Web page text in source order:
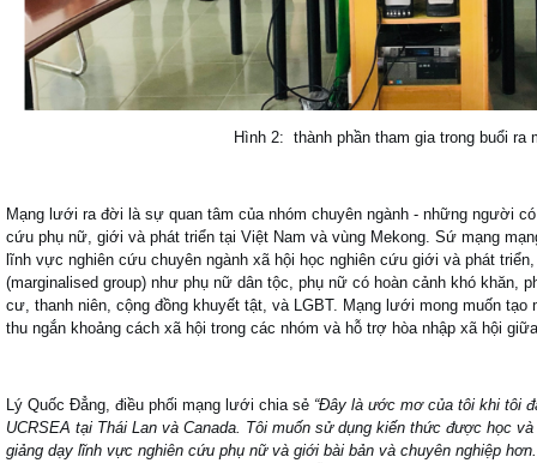
Hình 2: thành phần tham gia trong buổi ra
Mạng lưới ra đời là sự quan tâm của nhóm chuyên ngành - những người
cứu phụ nữ, giới và phát triển tại Việt Nam và vùng Mekong. Sứ mạng
lĩnh vực nghiên cứu chuyên ngành xã hội học nghiên cứu giới và phát
(marginalised group) như phụ nữ dân tộc, phụ nữ có hoàn cảnh khó khăn,
cư, thanh niên, cộng đồng khuyết tật, và LGBT. Mạng lưới mong muốn
thu ngắn khoảng cách xã hội trong các nhóm và hỗ trợ hòa nhập xã hội
Lý Quốc Đẳng, điều phối mạng lưới chia sẻ “Đây là ước mơ của tôi khi tôi
UCRSEA tại Thái Lan và Canada. Tôi muốn sử dụng kiến thức được học và
giảng dạy lĩnh vực nghiên cứu phụ nữ và giới bài bản và chuyên nghiệp h